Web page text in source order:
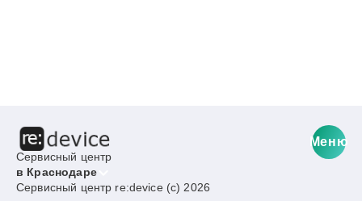
Сервисный центр
в Краснодаре
Меню
Сервисный центр re:device (c) 2026